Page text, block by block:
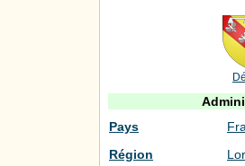
Pays
Région